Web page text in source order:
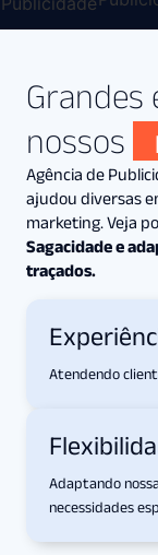
Grandes
nossos
Agência de
ajudou diversas
marketing. Veja
Sagacidade e
traçados.
Atendendo
Adaptando
necessidades